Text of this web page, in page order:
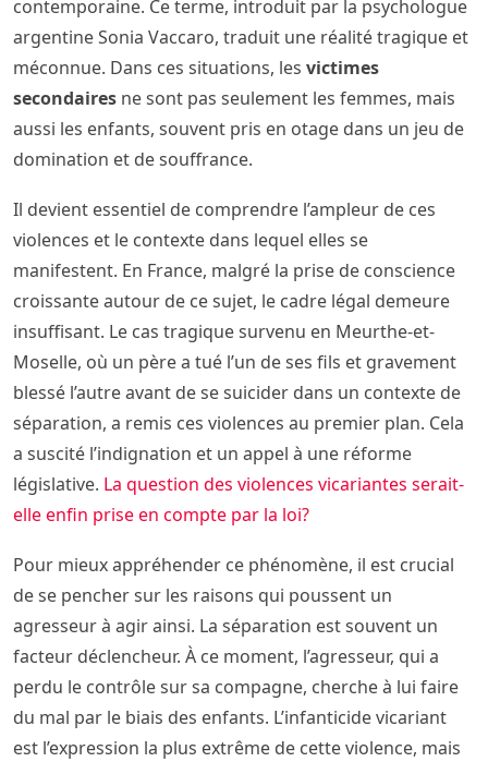
contemporaine. Ce terme, introduit par la psychologue
argentine Sonia Vaccaro, traduit une réalité tragique et
méconnue. Dans ces situations, les victimes
secondaires ne sont pas seulement les femmes, mais
aussi les enfants, souvent pris en otage dans un jeu de
domination et de souffrance.
Il devient essentiel de comprendre l’ampleur de ces
violences et le contexte dans lequel elles se
manifestent. En France, malgré la prise de conscience
croissante autour de ce sujet, le cadre légal demeure
insuffisant. Le cas tragique survenu en Meurthe-et-
Moselle, où un père a tué l’un de ses fils et gravement
blessé l’autre avant de se suicider dans un contexte de
séparation, a remis ces violences au premier plan. Cela
a suscité l’indignation et un appel à une réforme
législative. La question des violences vicariantes serait-
elle enfin prise en compte par la loi?
Pour mieux appréhender ce phénomène, il est crucial
de se pencher sur les raisons qui poussent un
agresseur à agir ainsi. La séparation est souvent un
facteur déclencheur. À ce moment, l’agresseur, qui a
perdu le contrôle sur sa compagne, cherche à lui faire
du mal par le biais des enfants. L’infanticide vicariant
est l’expression la plus extrême de cette violence, mais